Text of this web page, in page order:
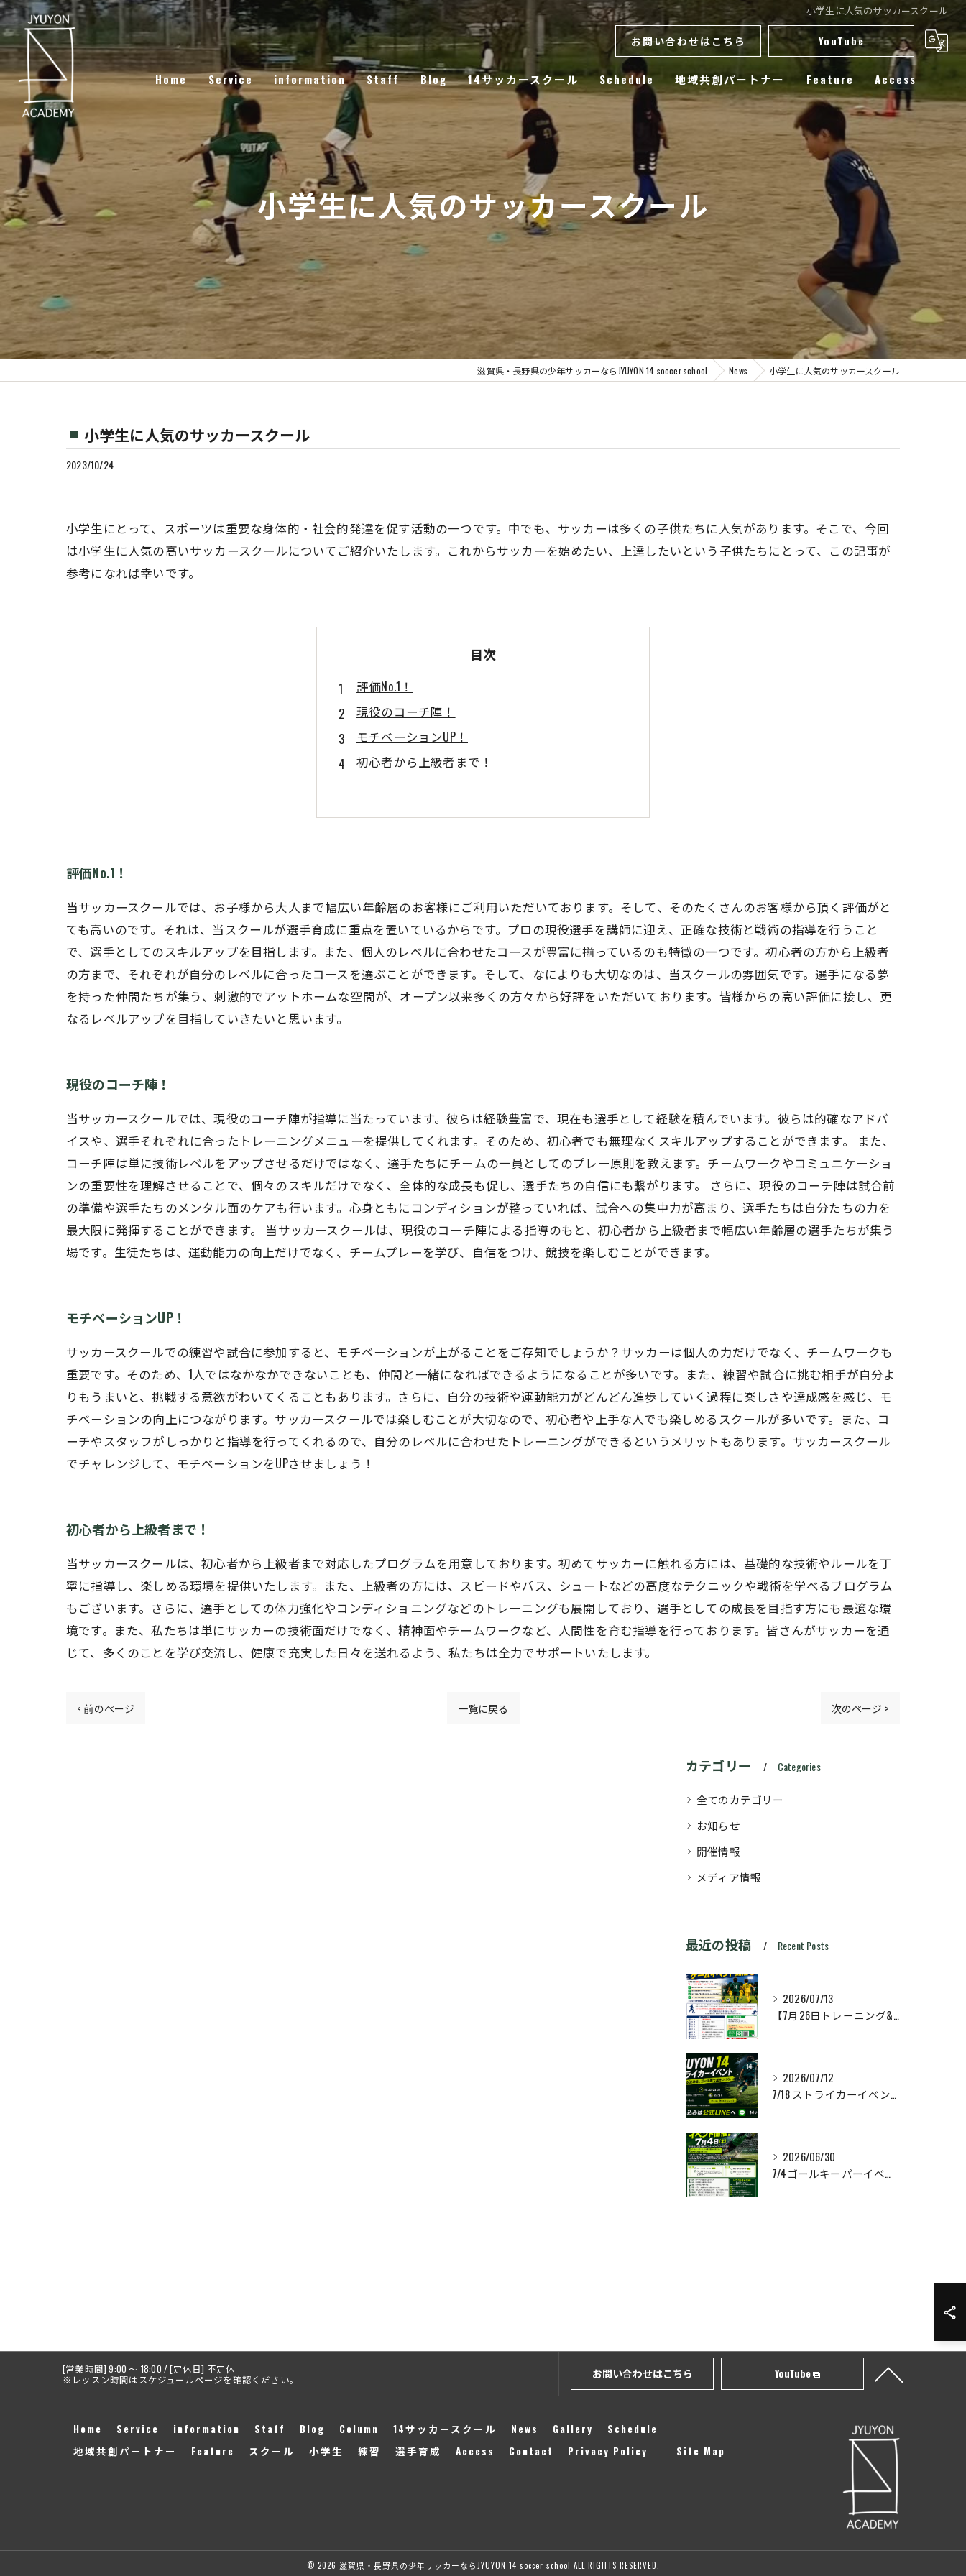
小学生に人気のサッカースクール
お問い合わせはこちら YouTube
Home Service information Staff Blog
Column
14サッカースクール Schedule 地域共創パートナー Feature
スクール
小学生
練習
選手育成
Access
小学生に人気のサッカースクール
滋賀県・長野県の少年サッカーならJYUYON 14 soccer school News 小学生に人気のサッカースクール
小学生に人気のサッカースクール
2023/10/24
小学生にとって、スポーツは重要な身体的・社会的発達を促す活動の一つです。中でも、サッカーは多くの子供たちに人気があります。そこで、今回
は小学生に人気の高いサッカースクールについてご紹介いたします。これからサッカーを始めたい、上達したいという子供たちにとって、この記事が
参考になれば幸いです。
目次
評価No.1！
現役のコーチ陣！
モチベーションUP！
初心者から上級者まで！
評価No.1！
当サッカースクールでは、お子様から大人まで幅広い年齢層のお客様にご利用いただいております。そして、そのたくさんのお客様から頂く評価がと
ても高いのです。それは、当スクールが選手育成に重点を置いているからです。プロの現役選手を講師に迎え、正確な技術と戦術の指導を行うこと
で、選手としてのスキルアップを目指します。また、個人のレベルに合わせたコースが豊富に揃っているのも特徴の一つです。初心者の方から上級者
の方まで、それぞれが自分のレベルに合ったコースを選ぶことができます。そして、なによりも大切なのは、当スクールの雰囲気です。選手になる夢
を持った仲間たちが集う、刺激的でアットホームな空間が、オープン以来多くの方々から好評をいただいております。皆様からの高い評価に接し、更
なるレベルアップを目指していきたいと思います。
現役のコーチ陣！
当サッカースクールでは、現役のコーチ陣が指導に当たっています。彼らは経験豊富で、現在も選手として経験を積んでいます。彼らは的確なアドバ
イスや、選手それぞれに合ったトレーニングメニューを提供してくれます。そのため、初心者でも無理なくスキルアップすることができます。 また、
コーチ陣は単に技術レベルをアップさせるだけではなく、選手たちにチームの一員としてのプレー原則を教えます。チームワークやコミュニケーショ
ンの重要性を理解させることで、個々のスキルだけでなく、全体的な成長も促し、選手たちの自信にも繋がります。 さらに、現役のコーチ陣は試合前
の準備や選手たちのメンタル面のケアも行います。心身ともにコンディションが整っていれば、試合への集中力が高まり、選手たちは自分たちの力を
最大限に発揮することができます。 当サッカースクールは、現役のコーチ陣による指導のもと、初心者から上級者まで幅広い年齢層の選手たちが集う
場です。生徒たちは、運動能力の向上だけでなく、チームプレーを学び、自信をつけ、競技を楽しむことができます。
モチベーションUP！
サッカースクールでの練習や試合に参加すると、モチベーションが上がることをご存知でしょうか？サッカーは個人の力だけでなく、チームワークも
重要です。そのため、1人ではなかなかできないことも、仲間と一緒になればできるようになることが多いです。また、練習や試合に挑む相手が自分よ
りもうまいと、挑戦する意欲がわいてくることもあります。さらに、自分の技術や運動能力がどんどん進歩していく過程に楽しさや達成感を感じ、モ
チベーションの向上につながります。サッカースクールでは楽しむことが大切なので、初心者や上手な人でも楽しめるスクールが多いです。また、コ
ーチやスタッフがしっかりと指導を行ってくれるので、自分のレベルに合わせたトレーニングができるというメリットもあります。サッカースクール
でチャレンジして、モチベーションをUPさせましょう！
初心者から上級者まで！
当サッカースクールは、初心者から上級者まで対応したプログラムを用意しております。初めてサッカーに触れる方には、基礎的な技術やルールを丁
寧に指導し、楽しめる環境を提供いたします。また、上級者の方には、スピードやパス、シュートなどの高度なテクニックや戦術を学べるプログラム
もございます。さらに、選手としての体力強化やコンディショニングなどのトレーニングも展開しており、選手としての成長を目指す方にも最適な環
境です。また、私たちは単にサッカーの技術面だけでなく、精神面やチームワークなど、人間性を育む指導を行っております。皆さんがサッカーを通
じて、多くのことを学び交流し、健康で充実した日々を送れるよう、私たちは全力でサポートいたします。
< 前のページ 一覧に戻る 次のページ >
カテゴリー Categories
全てのカテゴリー
お知らせ
開催情報
メディア情報
最近の投稿 Recent Posts
2026/07/13
【7月26日トレーニング&ゲームイベント開催🔥】
2026/07/12
7/18 ストライカーイベント開催❗️
2026/06/30
7/4ゴールキーパーイベント開催❗️
[営業時間] 9:00 〜 18:00 / [定休日] 不定休
※レッスン時間はスケジュールページを確認ください。 お問い合わせはこちら YouTube
Home Service information Staff Blog Column 14サッカースクール News Gallery
Schedule
地域共創パートナー
Feature スクール 小学生 練習 選手育成 Access Contact Privacy Policy Site Map
© 2026 滋賀県・長野県の少年サッカーならJYUYON 14 soccer school ALL RIGHTS RESERVED.